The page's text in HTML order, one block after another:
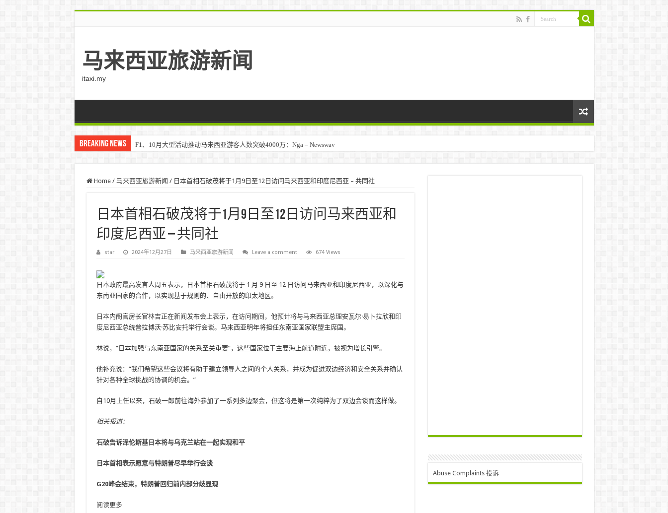
马来西亚旅游新闻
itaxi.my
Breaking News F1、10月大型活动推动马来西亚游客人数突破4000万：Nga – Newswav
Home / 马来西亚旅游新闻 / 日本首相石破茂将于1月9日至12日访问马来西亚和印度尼西亚 – 共同社
日本首相石破茂将于1月9日至12日访问马来西亚和
印度尼西亚 – 共同社
star 2024年12月27日 马来西亚旅游新闻 Leave a comment 674 Views
日本政府最高发言人周五表示，日本首相石破茂将于 1 月 9 日至 12 日访问马来西亚和印度尼西亚，以深化与
东南亚国家的合作，以实现基于规则的、自由开放的印太地区。
日本内阁官房长官林吉正在新闻发布会上表示，在访问期间，他预计将与马来西亚总理安瓦尔·易卜拉欣和印
度尼西亚总统普拉博沃·苏比安托举行会谈。马来西亚明年将担任东南亚国家联盟主席国。
林说，“日本加强与东南亚国家的关系至关重要”，这些国家位于主要海上航道附近，被视为增长引擎。
他补充说：“我们希望这些会议将有助于建立领导人之间的个人关系，并成为促进双边经济和安全关系并确认
针对各种全球挑战的协调的机会。”
自10月上任以来，石破一郎前往海外参加了一系列多边聚会，但这将是第一次纯粹为了双边会谈而这样做。
相关报道：
石破告诉泽伦斯基日本将与乌克兰站在一起实现和平
日本首相表示愿意与特朗普尽早举行会谈
G20峰会结束，特朗普回归前内部分歧显现
阅读更多
Abuse Complaints 投诉